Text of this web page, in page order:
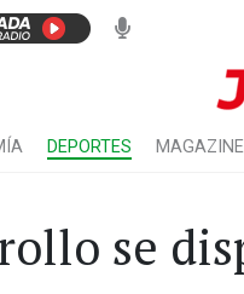
DEPORTES MAGAZINE
se